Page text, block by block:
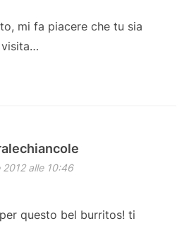
mi fa piacere che tu sia
2012 alle 10:46
questo bel burritos! ti